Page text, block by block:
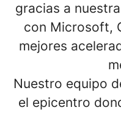
gracias a
con Microsoft,
mejores
Nuestro equipo
el epicentro